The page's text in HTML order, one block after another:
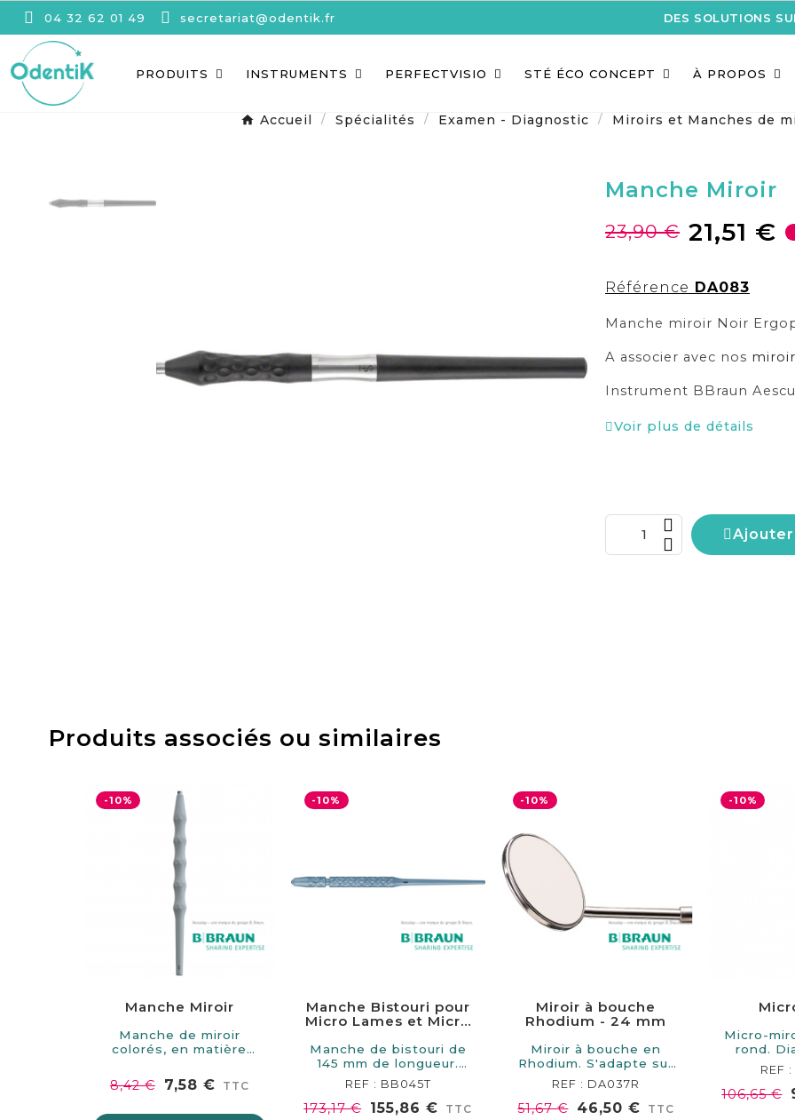
04 32 62 01 49 secretariat@odentik.fr DES SOLUTIONS
PRODUITS INSTRUMENTS PERFECTVISIO STÉ ÉCO CONCEPT À PROPOS
Accueil Spécialités Examen - Diagnostic Miroirs et Manches de
Manche Miroir
23,90 € 21,51 €
Référence DA083
Manche miroir Noir
A associer avec nos
Instrument BBraun
Voir plus de détails
Produits associés ou similaires
-10%
Manche Miroir
Manche de miroir
colorés, en matière
8,42 € 7,58 € TTC
-10%
Manche Bistouri pour
Micro Lames et Micro
Manche de bistouri de
145 mm de longueur.
Compatible…
REF : BB045T
173,17 € 155,86 € TTC
-10%
Miroir à bouche
Rhodium - 24 mm
Miroir à bouche en
Rhodium. S'adapte sur
tous nos…
REF : DA037R
51,67 € 46,50 € TTC
-10%
Micro-
rond. Diamètre : 4,7
REF
106,65 €